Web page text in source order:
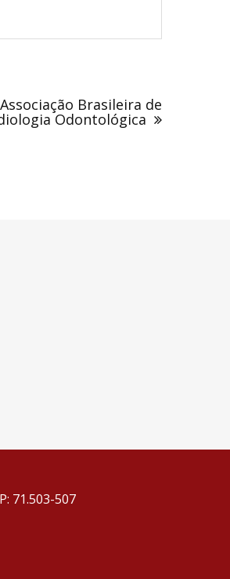
Brasileira de
Odontológica
71.503-507